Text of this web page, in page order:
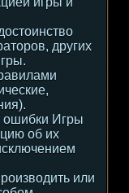
других
ошибки Игры
об их
или